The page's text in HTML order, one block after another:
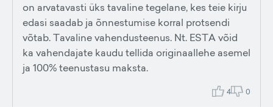
on arvatavasti üks tavaline tegelane, kes teie kirju
edasi saadab ja õnnestumise korral protsendi
võtab. Tavaline vahendusteenus. Nt. ESTA võid
ka vahendajate kaudu tellida originaallehe asemel
ja 100% teenustasu maksta.
4 0